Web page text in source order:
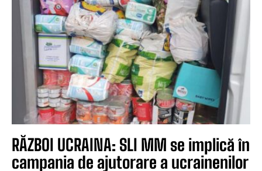
RĂZBOI UCRAINA: SLI MM se implică în
campania de ajutorare a ucrainenilor